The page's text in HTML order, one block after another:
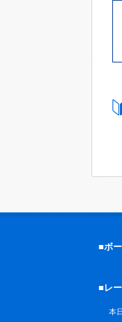
■ボ
■レ
本